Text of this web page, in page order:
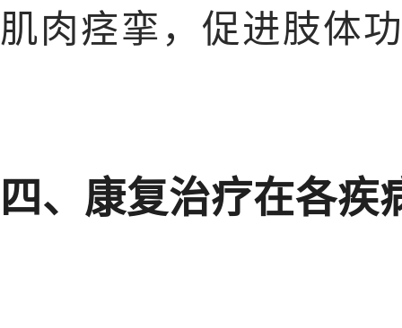
肌肉痉挛，促进肢体
四、康复治疗在各疾